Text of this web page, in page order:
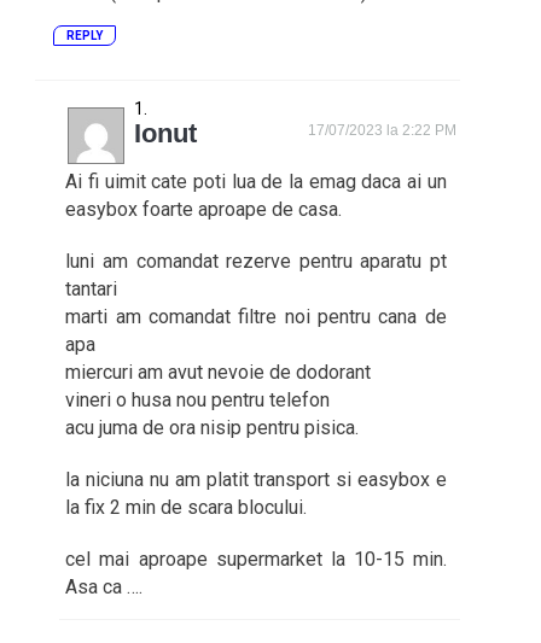
REPLY
Ionut 17/07/2023 la 2:22 PM
Ai fi uimit cate poti lua de la emag daca ai un
easybox foarte aproape de casa.
luni am comandat rezerve pentru aparatu pt
tantari
marti am comandat filtre noi pentru cana de
apa
miercuri am avut nevoie de dodorant
vineri o husa nou pentru telefon
acu juma de ora nisip pentru pisica.
la niciuna nu am platit transport si easybox e
la fix 2 min de scara blocului.
cel mai aproape supermarket la 10-15 min.
Asa ca ….